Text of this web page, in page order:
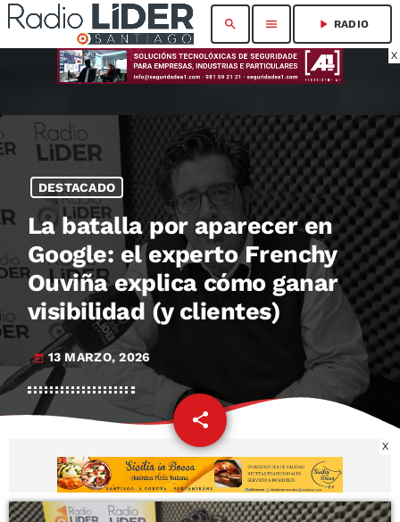
X
search menu play_arrow RADIO
DESTACADO
La batalla por aparecer en
Google: el experto Frenchy
Ouviña explica cómo ganar
visibilidad (y clientes)
today 13 MARZO, 2026
share
email
X